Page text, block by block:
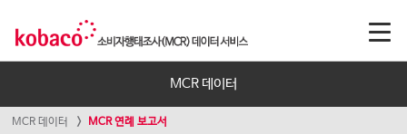
MCR 데이터
MCR 데이터 MCR 연례 보고서